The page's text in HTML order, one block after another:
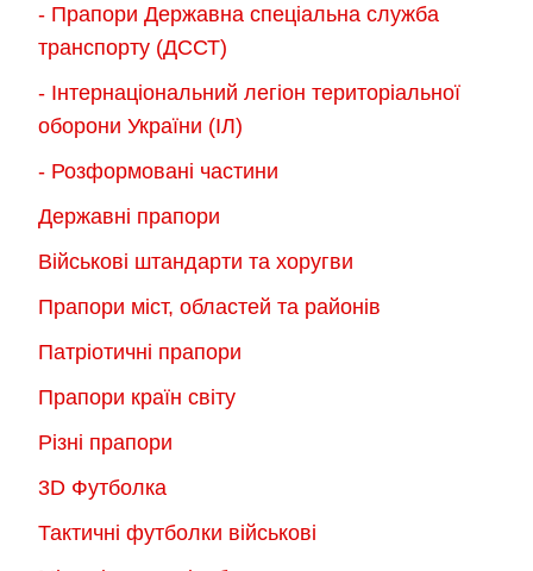
- Прапори Державна спеціальна служба
транспорту (ДССТ)
- Інтернаціональний легіон територіальної
оборони України (ІЛ)
- Розформовані частини
Державні прапори
Військові штандарти та хоругви
Прапори міст, областей та районів
Патріотичні прапори
Прапори країн світу
Різні прапори
3D Футболка
Тактичні футболки військові